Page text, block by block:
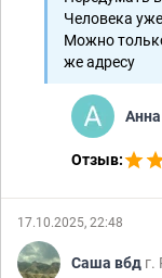
Человека
Можно
же адресу
Анна
Отзыв:
17.10.2025, 22:48
Саша вбд г.